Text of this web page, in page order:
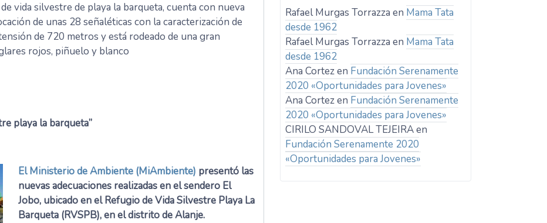
vida silvestre de playa la barqueta, cuenta con nueva
de unas 28 señaléticas con la caracterización de
de 720 metros y está rodeado de una gran
rojos, piñuelo y blanco
playa la barqueta”
El Ministerio de Ambiente (MiAmbiente) presentó las
nuevas adecuaciones realizadas en el sendero El
Jobo, ubicado en el Refugio de Vida Silvestre Playa La
Barqueta (RVSPB), en el distrito de Alanje.
Rafael Murgas Torrazza en Mama Tata
desde 1962
Rafael Murgas Torrazza en Mama Tata
desde 1962
Ana Cortezen Fundación Serenamente
2020 «Oportunidades para Jovenes»
Ana Cortezen Fundación Serenamente
2020 «Oportunidades para Jovenes»
CIRILO SANDOVAL TEJEIRAen
Fundación Serenamente 2020
«Oportunidades para Jovenes»